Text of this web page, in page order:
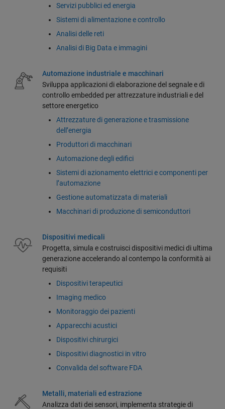
Servizi pubblici ed energia
Sistemi di alimentazione e controllo
Analisi delle reti
Analisi di Big Data e immagini
Automazione industriale e macchinari
Sviluppa applicazioni di elaborazione del segnale e di
controllo embedded per attrezzature industriali e del
settore energetico
Attrezzature di generazione e trasmissione
dell’energia
Produttori di macchinari
Automazione degli edifici
Sistemi di azionamento elettrici e componenti per
l’automazione
Gestione automatizzata di materiali
Macchinari di produzione di semiconduttori
Dispositivi medicali
Progetta, simula e costruisci dispositivi medici di ultima
generazione accelerando al contempo la conformità ai
requisiti
Dispositivi terapeutici
Imaging medico
Monitoraggio dei pazienti
Apparecchi acustici
Dispositivi chirurgici
Dispositivi diagnostici in vitro
Convalida del software FDA
Metalli, materiali ed estrazione
Analizza dati dei sensori, implementa strategie di